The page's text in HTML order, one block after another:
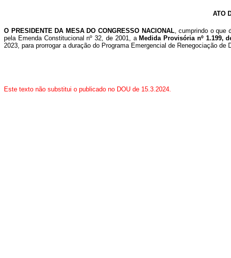
ATO
O PRESIDENTE DA MESA DO CONGRESSO NACIONAL, cumprindo o que
pela Emenda Constitucional nº 32, de 2001, a Medida Provisória nº 1.199,
2023, para prorrogar a duração do Programa Emergencial de Renegociação
Este texto não substitui o publicado no DOU de 15.3.2024.